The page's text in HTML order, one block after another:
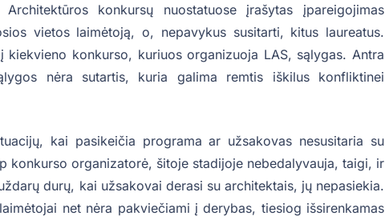
konkursų nuostatuose įrašytas įpareigojimas
vietos laimėtoją, o, nepavykus susitarti, kitus laureatus.
kiekvieno konkurso, kuriuos organizuoja LAS, sąlygas. Antra
nėra sutartis, kuria galima remtis iškilus konfliktinei
kai pasikeičia programa ar užsakovas nesusitaria su
konkurso organizatorė, šitoje stadijoje nebedalyvauja, taigi, ir
durų, kai užsakovai derasi su architektais, jų nepasiekia.
net nėra pakviečiami į derybas, tiesiog išsirenkamas